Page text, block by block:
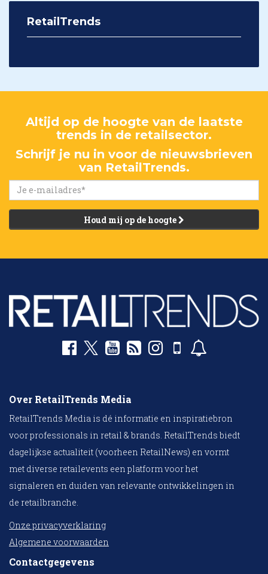
RetailTrends
Altijd op de hoogte van de laatste
trends in de retailsector.
Schrijf je nu in voor de nieuwsbrieven
van RetailTrends.
Houd mij op de hoogte
Over RetailTrends Media
RetailTrends Media is dé informatie en inspiratiebron
voor professionals in retail & brands. RetailTrends biedt
dagelijkse actualiteit (voorheen RetailNews) en vormt
met diverse retailevents een platform voor het
signaleren en duiden van relevante ontwikkelingen in
de retailbranche.
Onze privacyverklaring
Algemene voorwaarden
Contactgegevens